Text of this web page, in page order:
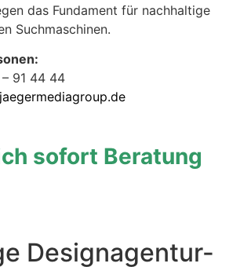
das Fundament für nachhaltige
Suchmaschinen.
91 44 44
sofort Beratung
Designagentur-